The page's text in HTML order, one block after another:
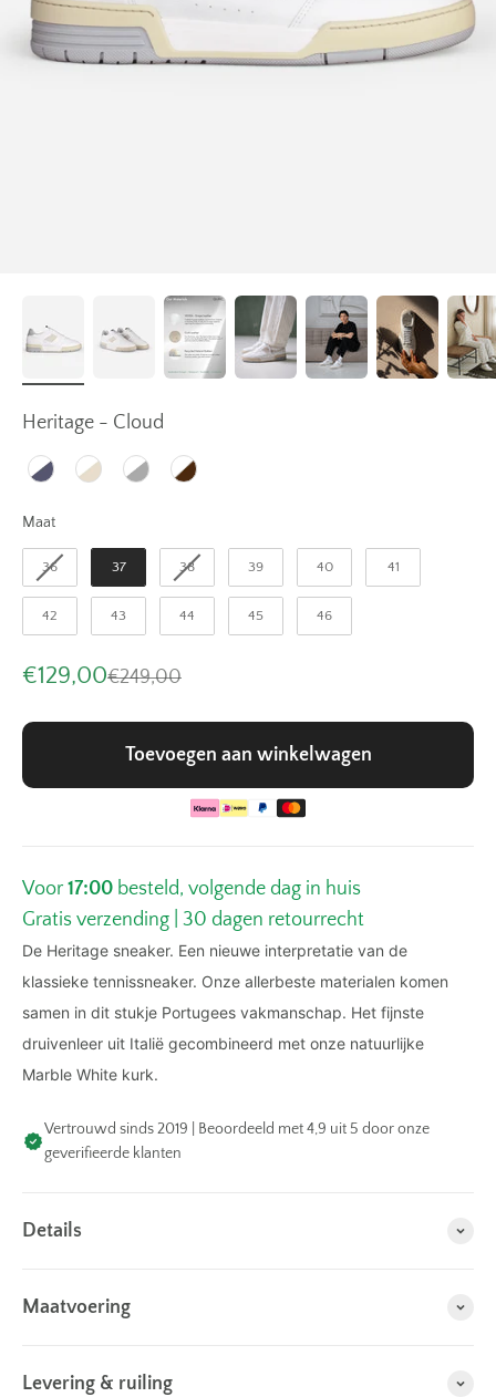
Heritage - Cloud
MaatMaat
36 37 38 39 40 41
42 43 44 45 46
Aanbiedingsprijs
€129,00Normale prijs
€249,00
Toevoegen aan winkelwagen
Voor17:00 besteld, volgende dag in huis
Gratis verzending | 30 dagen retourrecht
De Heritage sneaker. Een nieuwe interpretatie van de
klassieke tennissneaker. Onze allerbeste materialen komen
samen in dit stukje Portugees vakmanschap. Het fijnste
druivenleer uit Italië gecombineerd met onze natuurlijke
Marble White kurk.
Vertrouwd sinds 2019 | Beoordeeld met 4,9 uit 5 door onze
geverifieerde klanten
Details
Maatvoering
Levering & ruiling